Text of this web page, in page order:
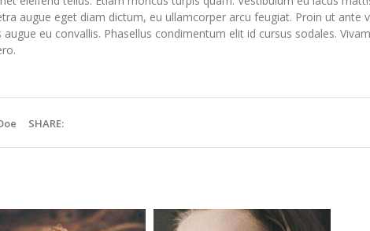
augue eget diam dictum, eu ullamcorper arcu feugiat. Proin ut ante
eu convallis. Phasellus condimentum elit id cursus sodales.
SHARE: